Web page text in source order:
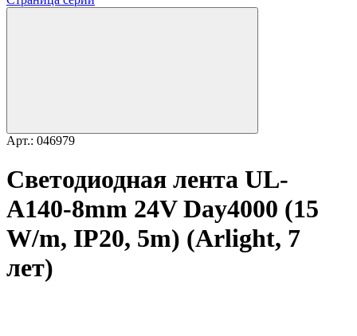
Арт.: 046979
Светодиодная лента UL-
A140-8mm 24V Day4000 (15
W/m, IP20, 5m) (Arlight, 7
лет)